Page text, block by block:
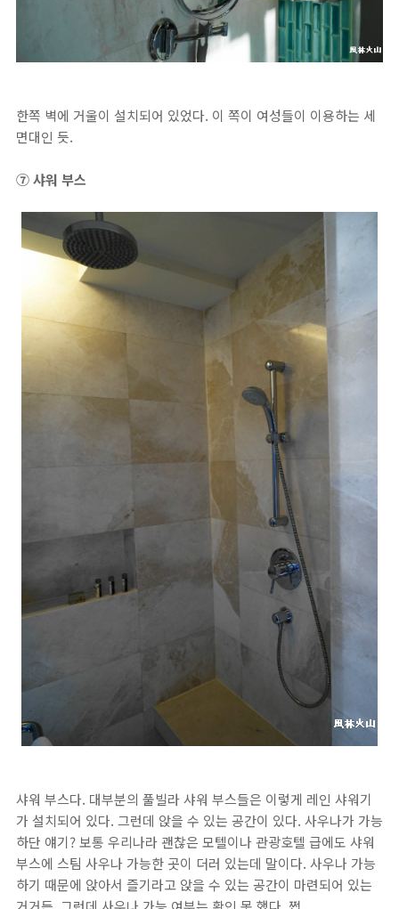
한쪽 벽에 거울이 설치되어 있었다. 이 쪽이 여성들이 이용하는 세
면대인 듯.
⑦ 샤워 부스
샤워 부스다. 대부분의 풀빌라 샤워 부스들은 이렇게 레인 샤워기
가 설치되어 있다. 그런데 앉을 수 있는 공간이 있다. 사우나가 가능
하단 얘기? 보통 우리나라 괜찮은 모텔이나 관광호텔 급에도 샤워
부스에 스팀 사우나 가능한 곳이 더러 있는데 말이다. 사우나 가능
하기 때문에 앉아서 즐기라고 앉을 수 있는 공간이 마련되어 있는